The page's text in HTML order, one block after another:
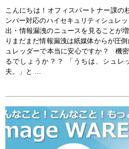
こんにちは！オフィスパートナー課の
ンバー対応のハイセキュリティシュレ
出・情報漏洩のニュースを見ることが
りまだまだ情報漏洩は紙媒体からが圧
ュレッダーで本当に安心ですか？ 機
るでしょうか？？ 「うちは、シュレ
夫。」と …